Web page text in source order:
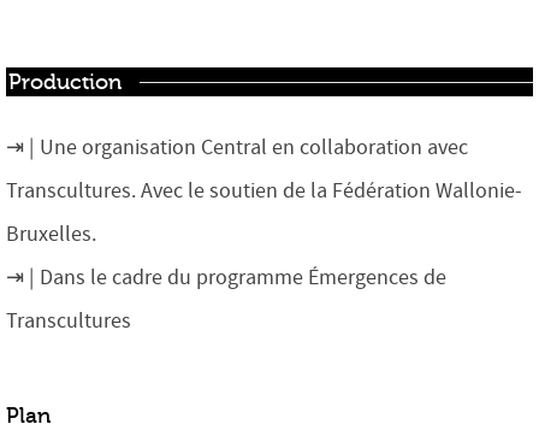
Production
Une organisation Central en collaboration avec
Transcultures. Avec le soutien de la Fédération Wallonie-
Bruxelles.
Dans le cadre du programme Émergences de
Transcultures
Plan